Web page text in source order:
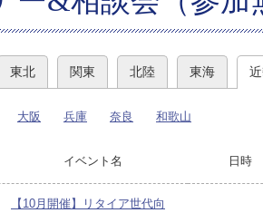
東北 関東 北陸 東海
大阪 兵庫 奈良 和歌山
イベント名 日時
【10月開催】リタイア世代向